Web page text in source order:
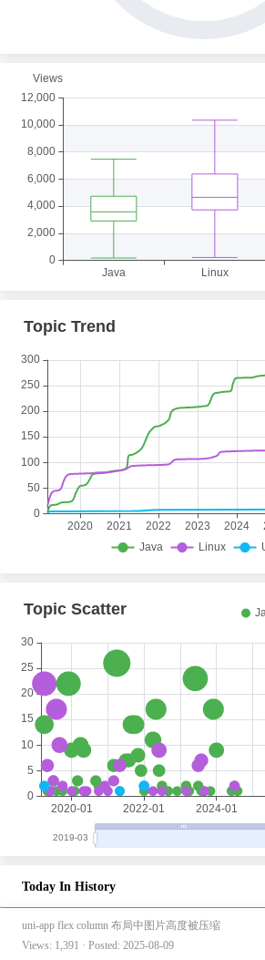
Today In History
uni-app flex column 布局中图片高度被压缩
Views: 1,391 · Posted: 2025-08-09